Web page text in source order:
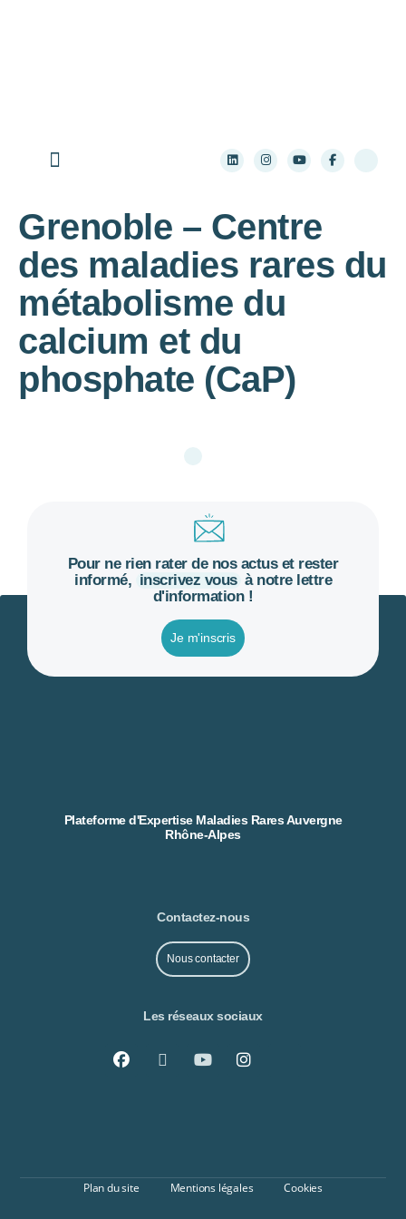
Grenoble – Centre
des maladies rares du
métabolisme du
calcium et du
phosphate (CaP)
Pour ne rien rater de nos actus et rester
informé, inscrivez vous à notre lettre
d'information !
Je m'inscris
Plateforme d'Expertise Maladies Rares Auvergne
Rhône-Alpes
Contactez-nous
Nous contacter
Les réseaux sociaux
Plan du site Mentions légales Cookies